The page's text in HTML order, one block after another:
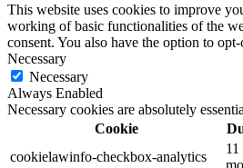
This website uses cookies to improve
working of basic functionalities of the
consent. You also have the option to
Necessary
Necessary
Always Enabled
Necessary cookies are absolutely
Cookie
cookielawinfo-checkbox-analytics
11